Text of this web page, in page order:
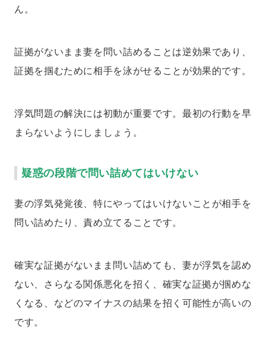
ん。
証拠がないまま妻を問い詰めることは逆効果であり、
証拠を掴むために相手を泳がせることが効果的です。
浮気問題の解決には初動が重要です。最初の行動を早
まらないようにしましょう。
疑惑の段階で問い詰めてはいけない
妻の浮気発覚後、特にやってはいけないことが相手を
問い詰めたり、責め立てることです。
確実な証拠がないまま問い詰めても、妻が浮気を認め
ない、さらなる関係悪化を招く、確実な証拠が掴めな
くなる、などのマイナスの結果を招く可能性が高いの
です。